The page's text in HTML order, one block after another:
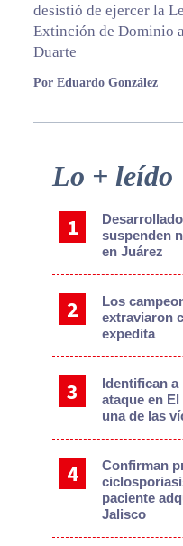
desistió de ejercer la
Extinción de Dominio
Duarte
Por Eduardo González
Primary
Sidebar
Lo + leído
suspenden
en Juárez
Los
extraviaron
expedita
Identifican
ataque en
una de las
Confirman
paciente
Jalisco